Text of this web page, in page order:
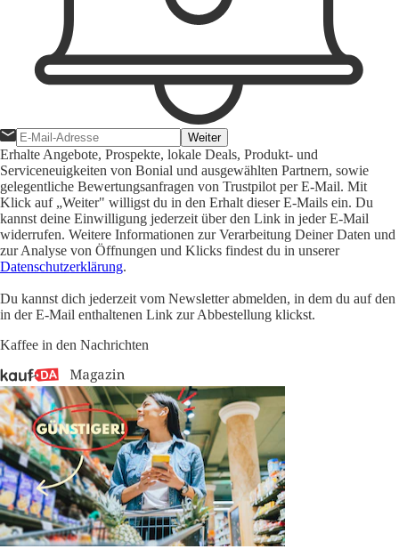
Weiter
Erhalte Angebote, Prospekte, lokale Deals, Produkt- und
Serviceneuigkeiten von Bonial und ausgewählten Partnern, sowie
gelegentliche Bewertungsanfragen von Trustpilot per E-Mail. Mit
Klick auf „Weiter" willigst du in den Erhalt dieser E-Mails ein. Du
kannst deine Einwilligung jederzeit über den Link in jeder E-Mail
widerrufen. Weitere Informationen zur Verarbeitung Deiner Daten und
zur Analyse von Öffnungen und Klicks findest du in unserer
Datenschutzerklärung.
Du kannst dich jederzeit vom Newsletter abmelden, in dem du auf den
in der E-Mail enthaltenen Link zur Abbestellung klickst.
Kaffee in den Nachrichten